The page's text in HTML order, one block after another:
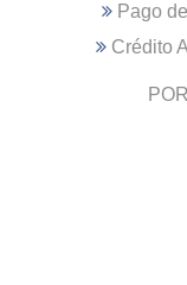
Pago
Crédito